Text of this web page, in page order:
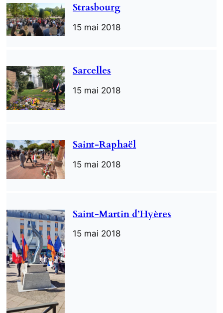
Strasbourg
15 mai 2018
Sarcelles
15 mai 2018
Saint-Raphaël
15 mai 2018
Saint-Martin d’Hyères
15 mai 2018